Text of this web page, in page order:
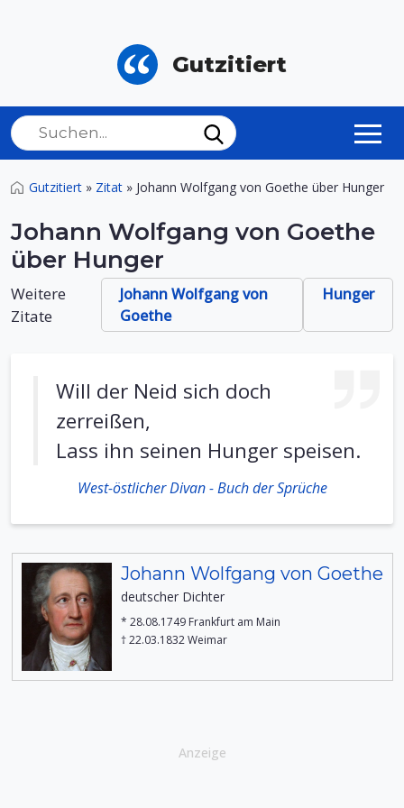
Gutzitiert
Gutzitiert » Zitat » Johann Wolfgang von Goethe über Hunger
Johann Wolfgang von Goethe
über Hunger
Weitere
Zitate
Johann Wolfgang von
Goethe
Hunger
Will der Neid sich doch
zerreißen,
Lass ihn seinen Hunger speisen.
West-östlicher Divan - Buch der Sprüche
Johann Wolfgang von Goethe
deutscher Dichter
* 28.08.1749 Frankfurt am Main
† 22.03.1832 Weimar
Anzeige